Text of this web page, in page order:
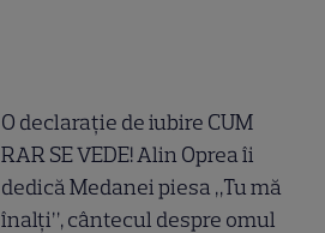
O declarație de iubire CUM
RAR SE VEDE! Alin Oprea îi
dedică Medanei piesa „Tu mă
înalți”, cântecul despre omul